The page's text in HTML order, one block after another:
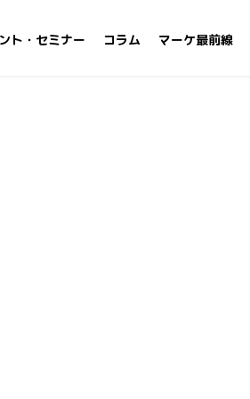
ト・セミナー コラム マーケ最前線